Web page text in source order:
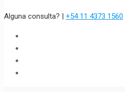
Alguna consulta? | +54 11 4373 1560